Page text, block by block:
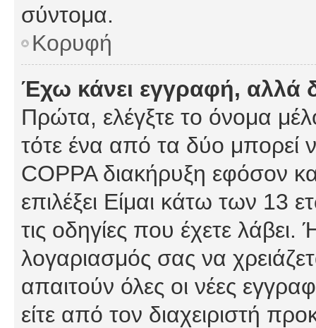
σύντομα.
Κορυφή
Έχω κάνει εγγραφή,
Πρώτα, ελέγξτε το όνομα
τότε ένα από τα δύο μπορεί
COPPA διακήρυξη εφόσον
επιλέξει Είμαι κάτω των 13
τις οδηγίες που έχετε λάβει.
λογαριασμός σας να
απαιτούν όλες οι νέες
είτε από τον διαχειριστή